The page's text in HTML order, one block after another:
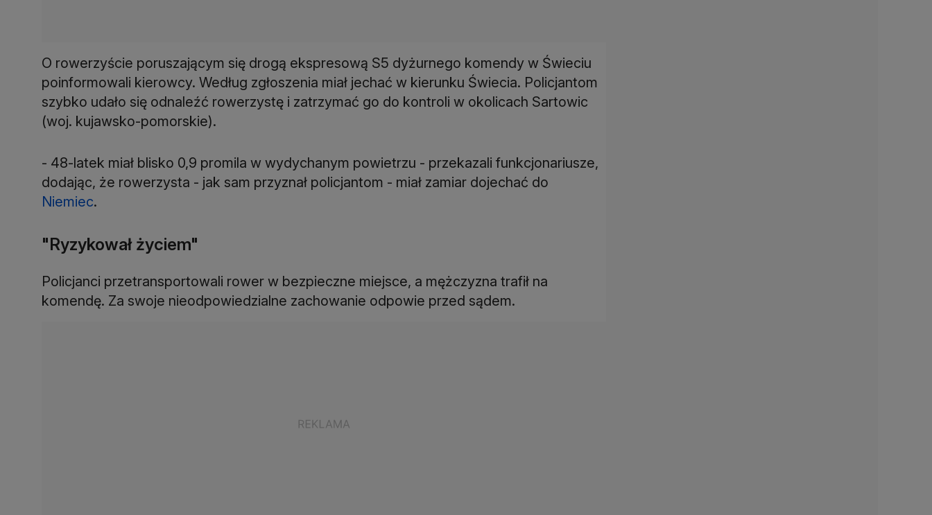
O rowerzyście poruszającym się drogą ekspresową S5 dyżurnego komendy w Świeciu
poinformowali kierowcy. Według zgłoszenia miał jechać w kierunku Świecia. Policjantom
szybko udało się odnaleźć rowerzystę i zatrzymać go do kontroli w okolicach Sartowic
(woj. kujawsko-pomorskie).
- 48-latek miał blisko 0,9 promila w wydychanym powietrzu - przekazali funkcjonariusze,
dodając, że rowerzysta - jak sam przyznał policjantom - miał zamiar dojechać do
Niemiec.
"Ryzykował życiem"
Policjanci przetransportowali rower w bezpieczne miejsce, a mężczyzna trafił na
komendę. Za swoje nieodpowiedzialne zachowanie odpowie przed sądem.